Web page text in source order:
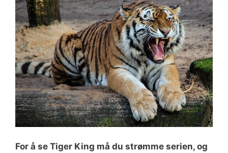
For å se Tiger King må du strømme serien, og